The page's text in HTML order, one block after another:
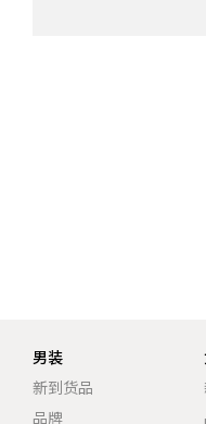
男装
新到货品
品牌